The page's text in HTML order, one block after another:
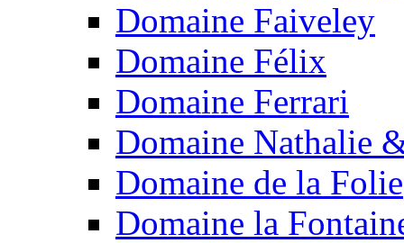
Domaine Faiveley
Domaine Félix
Domaine Ferrari
Domaine Nathalie
Domaine de la Folie
Domaine la